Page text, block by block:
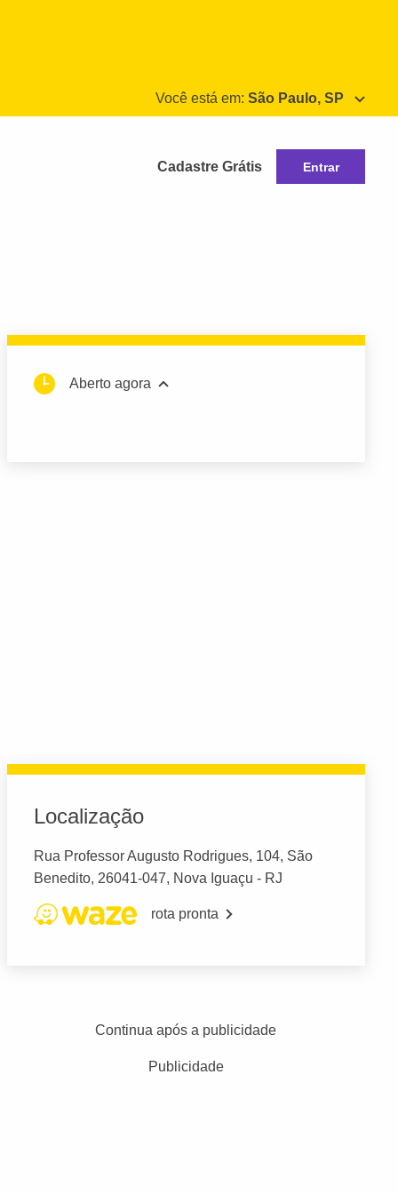
Você está em: São Paulo, SP
Cadastre Grátis Entrar
Aberto agora
Localização
Rua Professor Augusto Rodrigues, 104, São
Benedito, 26041-047, Nova Iguaçu - RJ
rota pronta
Continua após a publicidade
Publicidade